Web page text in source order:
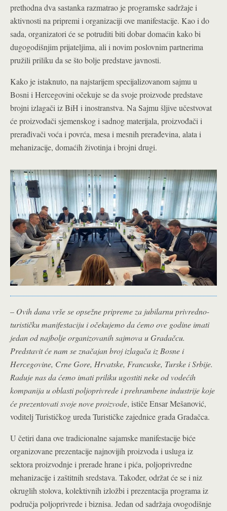
prethodna dva sastanka razmatrao je programske sadržaje i
aktivnosti na pripremi i organizaciji ove manifestacije. Kao i do
sada, organizatori će se potruditi biti dobar domaćin kako bi
dugogodišnjim prijateljima, ali i novim poslovnim partnerima
pružili priliku da se što bolje predstave javnosti.
Kako je istaknuto, na najstarijem specijalizovanom sajmu u
Bosni i Hercegovini očekuje se da svoje proizvode predstave
brojni izlagači iz BiH i inostranstva. Na Sajmu šljive učestvovat
će proizvođači sjemenskog i sadnog materijala, proizvođači i
prerađivači voća i povrća, mesa i mesnih prerađevina, alata i
mehanizacije, domaćih životinja i brojni drugi.
– Ovih dana vrše se opsežne pripreme za jubilarnu privredno-
turističku manifestaciju i očekujemo da ćemo ove godine imati
jedan od najbolje organizovanih sajmova u Gradačcu.
Predstavit će nam se značajan broj izlagača iz Bosne i
Hercegovine, Crne Gore, Hrvatske, Francuske, Turske i Srbije.
Raduje nas da ćemo imati priliku ugostiti neke od vodećih
kompanija u oblasti poljoprivrede i prehrambene industrije koje
će prezentovati svoje nove proizvode, ističe Ensar Mešanović,
voditelj Turističkog ureda Turističke zajednice grada Gradačca.
U četiri dana ove tradicionalne sajamske manifestacije biće
organizovane prezentacije najnovijih proizvoda i usluga iz
sektora proizvodnje i prerade hrane i pića, poljoprivredne
mehanizacije i zaštitnih sredstava. Također, održat će se i niz
okruglih stolova, kolektivnih izložbi i prezentacija programa iz
područja poljoprivrede i biznisa. Jedan od sadržaja ovogodišnje